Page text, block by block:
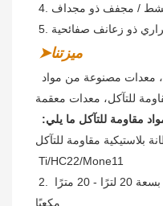
/ مجفف ذو مجداف
ذو زعانف صفائحية
➤ميزتنا
للتآكل، معدات معقمة
مقاومة للتآكل ما يلي:
Ti/HC22/Mone11
مكعبًا